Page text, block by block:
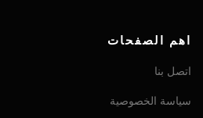
اهم الصفحات
اتصل بنا
سياسة الخصوصية